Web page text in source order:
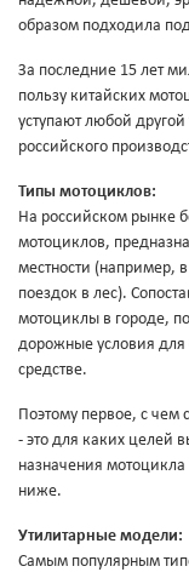
образом подходила
За последние 15 лет
пользу китайских
уступают любой
российского
Типы мотоциклов:
На российском рынке
мотоциклов,
местности (например,
поездок в лес).
мотоциклы в городе,
дорожные условия для
средстве.
Поэтому первое, с чем
- это для каких целей
назначения
ниже.
Утилитарные модели:
Самым популярным